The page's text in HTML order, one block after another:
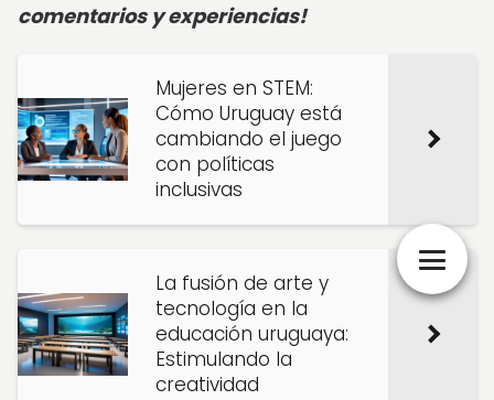
comentarios y experiencias!
Mujeres en STEM:
Cómo Uruguay está
cambiando el juego
con políticas
inclusivas
La fusión de arte y
tecnología en la
educación uruguaya:
Estimulando la
creatividad